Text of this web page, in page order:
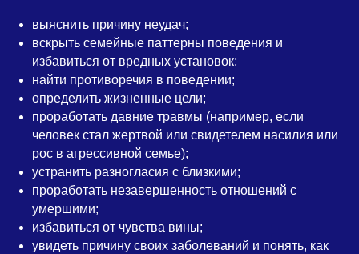
выяснить причину неудач;
вскрыть семейные паттерны поведения и
избавиться от вредных установок;
найти противоречия в поведении;
определить жизненные цели;
проработать давние травмы (например, если
человек стал жертвой или свидетелем насилия или
рос в агрессивной семье);
устранить разногласия с близкими;
проработать незавершенность отношений с
умершими;
избавиться от чувства вины;
увидеть причину своих заболеваний и понять, как